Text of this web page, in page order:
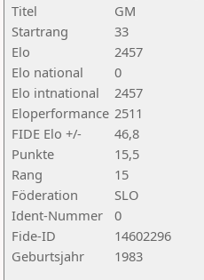
Titel
GM
Startrang
33
Elo
2457
Elo national
0
Elo intnational
2457
Eloperformance 2511
FIDE Elo +/-
46,8
Punkte
15,5
Rang
15
Föderation
SLO
Ident-Nummer
0
Fide-ID
14602296
Geburtsjahr
1983